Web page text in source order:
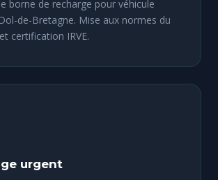
borne de recharge pour véhicule
de-Bretagne. Mise aux normes du
certification IRVE.
urgent